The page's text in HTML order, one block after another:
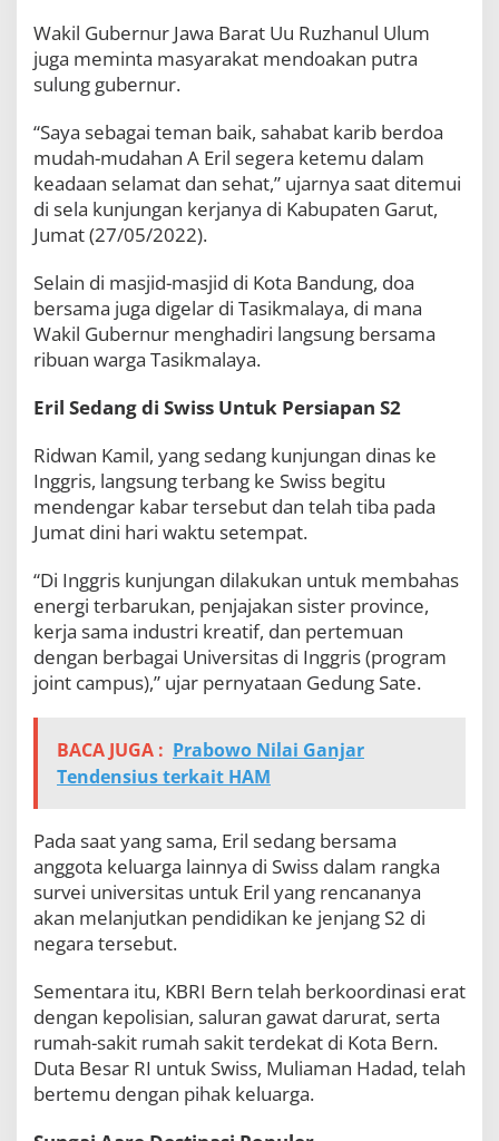
Wakil Gubernur Jawa Barat Uu Ruzhanul Ulum
juga meminta masyarakat mendoakan putra
sulung gubernur.
“Saya sebagai teman baik, sahabat karib berdoa
mudah-mudahan A Eril segera ketemu dalam
keadaan selamat dan sehat,” ujarnya saat ditemui
di sela kunjungan kerjanya di Kabupaten Garut,
Jumat (27/05/2022).
Selain di masjid-masjid di Kota Bandung, doa
bersama juga digelar di Tasikmalaya, di mana
Wakil Gubernur menghadiri langsung bersama
ribuan warga Tasikmalaya.
Eril Sedang di Swiss Untuk Persiapan S2
Ridwan Kamil, yang sedang kunjungan dinas ke
Inggris, langsung terbang ke Swiss begitu
mendengar kabar tersebut dan telah tiba pada
Jumat dini hari waktu setempat.
“Di Inggris kunjungan dilakukan untuk membahas
energi terbarukan, penjajakan sister province,
kerja sama industri kreatif, dan pertemuan
dengan berbagai Universitas di Inggris (program
joint campus),” ujar pernyataan Gedung Sate.
BACA JUGA : Prabowo Nilai Ganjar
Tendensius terkait HAM
Pada saat yang sama, Eril sedang bersama
anggota keluarga lainnya di Swiss dalam rangka
survei universitas untuk Eril yang rencananya
akan melanjutkan pendidikan ke jenjang S2 di
negara tersebut.
Sementara itu, KBRI Bern telah berkoordinasi erat
dengan kepolisian, saluran gawat darurat, serta
rumah-sakit rumah sakit terdekat di Kota Bern.
Duta Besar RI untuk Swiss, Muliaman Hadad, telah
bertemu dengan pihak keluarga.